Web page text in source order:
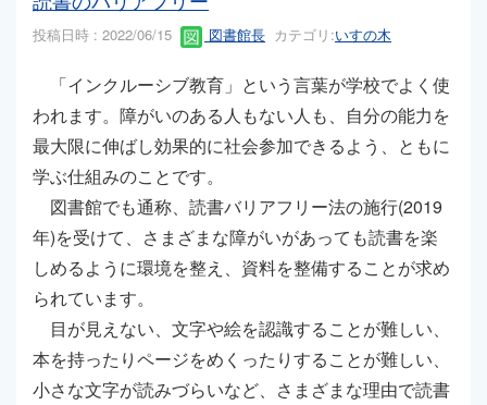
投稿日時 : 2022/06/15 図書館長 カテゴリ:いすの木
「インクルーシブ教育」という言葉が学校でよく使
われます。障がいのある人もない人も、自分の能力を
最大限に伸ばし効果的に社会参加できるよう、ともに
学ぶ仕組みのことです。
図書館でも通称、読書バリアフリー法の施行(2019
年)を受けて、さまざまな障がいがあっても読書を楽
しめるように環境を整え、資料を整備することが求め
られています。
目が見えない、文字や絵を認識することが難しい、
本を持ったりページをめくったりすることが難しい、
小さな文字が読みづらいなど、さまざまな理由で読書